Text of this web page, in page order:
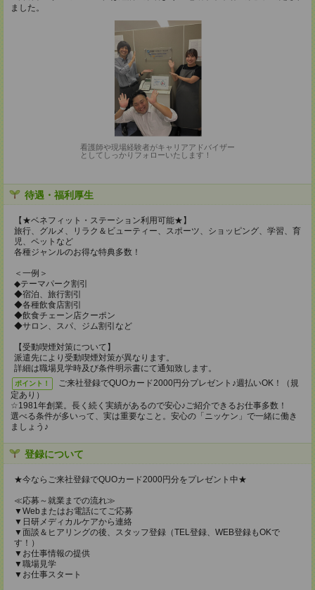
ました。
看護師や現場経験者がキャリアアドバイザー
としてしっかりフォローいたします！
待遇・福利厚生
【★ベネフィット・ステーション利用可能★】
旅行、グルメ、リラク＆ビューティー、スポーツ、ショッピング、学習、育
児、ペットなど
各種ジャンルのお得な特典多数！
＜一例＞
◆テーマパーク割引
◆宿泊、旅行割引
◆各種飲食店割引
◆飲食チェーン店クーポン
◆サロン、スパ、ジム割引など
【受動喫煙対策について】
派遣先により受動喫煙対策が異なります。
詳細は職場見学時及び条件明示書にて通知致します。
ポイント！
ご来社登録でQUOカード2000円分プレゼント♪週払いOK！（規
定あり）
☆1981年創業。長く続く実績があるので安心♪ご紹介できるお仕事多数！
選べる条件が多いって、実は重要なこと。安心の「ニッケン」で一緒に働き
ましょう♪
登録について
★今ならご来社登録でQUOカード2000円分をプレゼント中★
≪応募～就業までの流れ≫
▼Webまたはお電話にてご応募
▼日研メディカルケアから連絡
▼面談＆ヒアリングの後、スタッフ登録（TEL登録、WEB登録もOKで
す！）
▼お仕事情報の提供
▼職場見学
▼お仕事スタート